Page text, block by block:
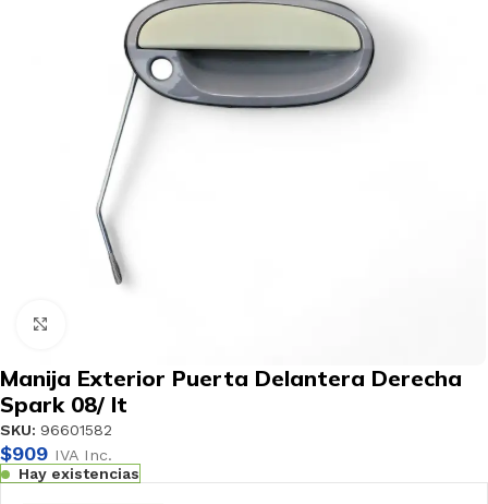
Manija Exterior Puerta Delantera Derecha
Spark 08/ lt
SKU: 96601582
$909 IVA Inc.
Hay existencias